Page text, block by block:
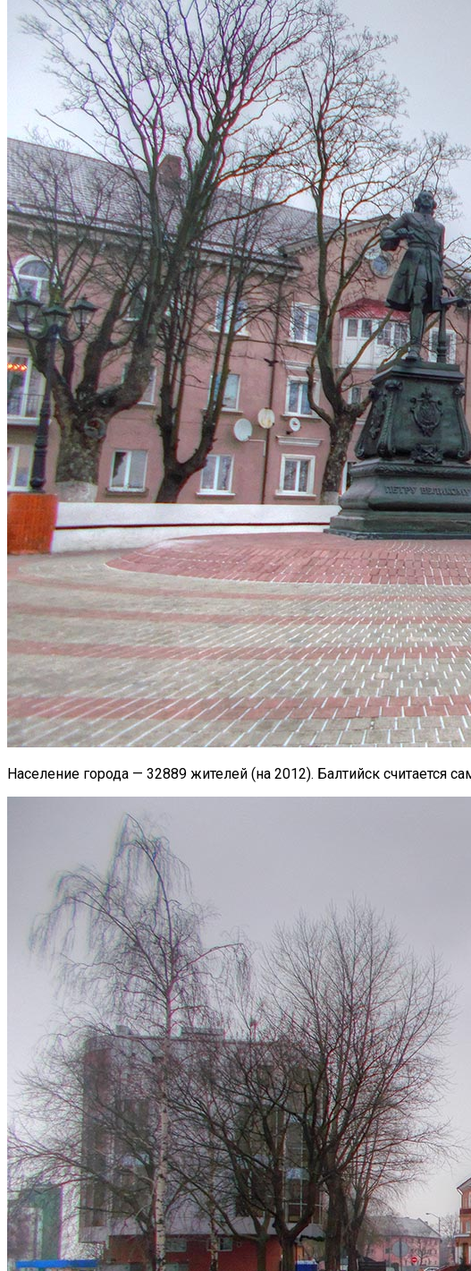
Население города — 32889 жителей (на 2012). Балтийск считается